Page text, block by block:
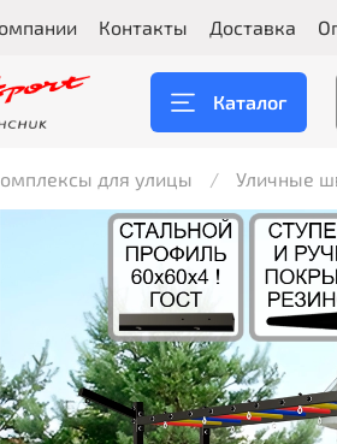
Контакты Доставка
Каталог
для улицы Уличные